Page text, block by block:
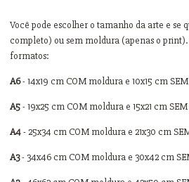
Você pode escolher o tamanho da arte e se
completo) ou sem moldura (apenas o print).
formatos:
A6- 14x19 cm COM moldura e 10x15 cm
A5- 19x25 cm COM moldura e 15x21 cm
A4- 25x34 cm COM moldura e 21x30 cm
A3- 34x46 cm COM moldura e 30x42 cm